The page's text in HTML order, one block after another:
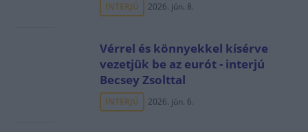
INTERJÚ 2026. jún. 8.
Vérrel és könnyekkel kísérve
vezetjük be az eurót - interjú
Becsey Zsolttal
INTERJÚ 2026. jún. 6.